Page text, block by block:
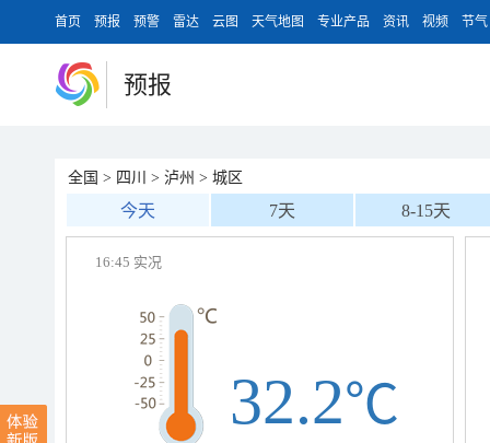
首页 预报 预警 雷达 云图 天气地图 专业产品 资讯 视频 节气
预报
全国 > 四川 > 泸州 > 城区
今天 7天 8-15天
16:45 实况
32.2℃